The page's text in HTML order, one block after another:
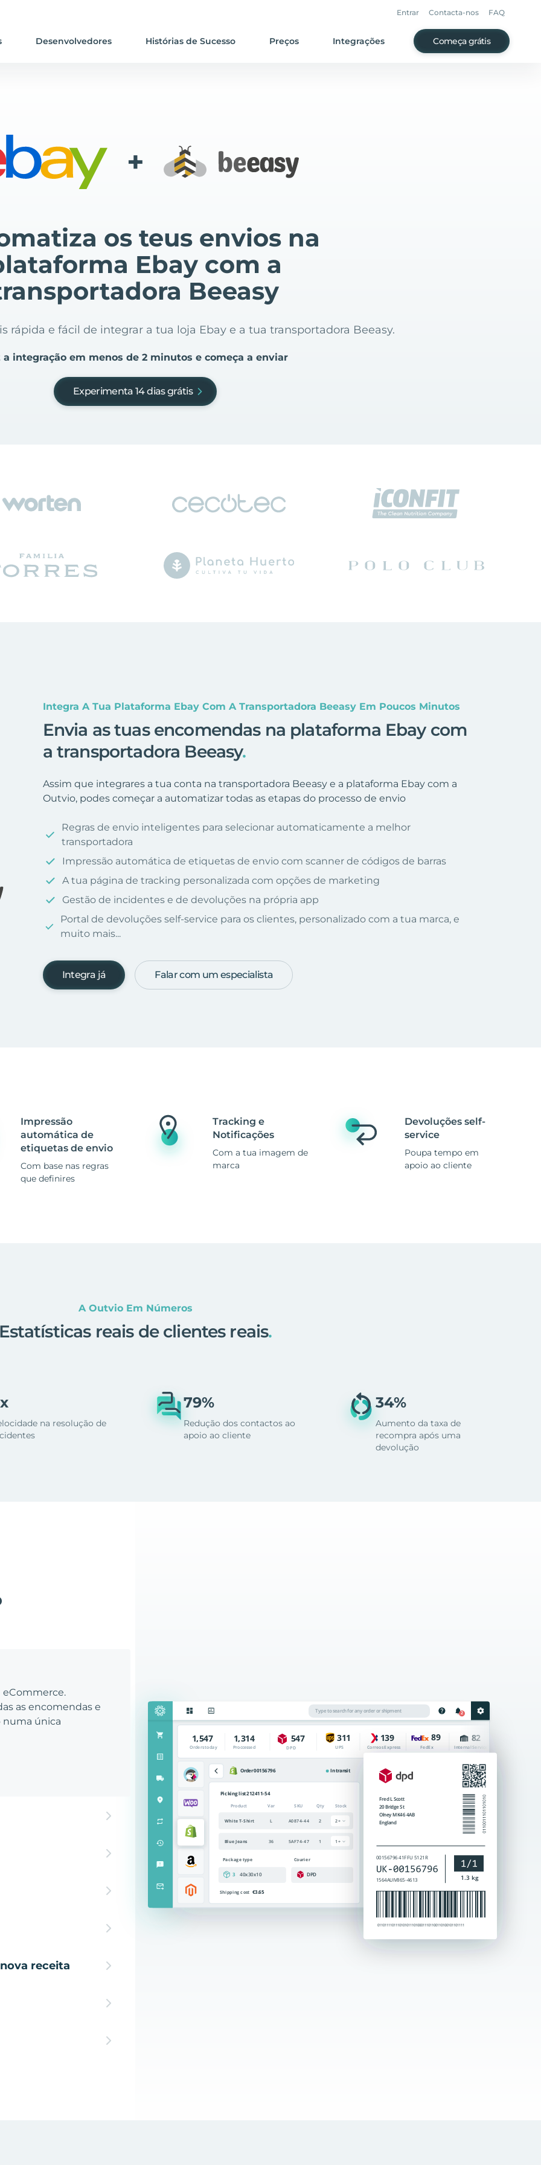
Entrar Contacta-nos FAQ
Desenvolvedores Histórias de Sucesso Preços Integrações Começa grátis
+
os teus envios na
Ebay com a
Beeasy
rápida e fácil de integrar a tua loja Ebay e a tua transportadora Beeasy.
a integração em menos de 2 minutos e começa a enviar
Experimenta 14 dias grátis
Integra A Tua Plataforma Ebay Com A Transportadora Beeasy Em Poucos Minutos
Envia as tuas encomendas na plataforma Ebay com
a transportadora Beeasy.
Assim que integrares a tua conta na transportadora Beeasy e a plataforma Ebay com a
Outvio, podes começar a automatizar todas as etapas do processo de envio
Regras de envio inteligentes para selecionar automaticamente a melhor
transportadora
Impressão automática de etiquetas de envio com scanner de códigos de barras
A tua página de tracking personalizada com opções de marketing
Gestão de incidentes e de devoluções na própria app
Portal de devoluções self-service para os clientes, personalizado com a tua marca, e
muito mais...
Integra já Falar com um especialista
Impressão
automática de
etiquetas de envio
Com base nas regras
que definires
Tracking e
Notificações
Com a tua imagem de
marca
Devoluções self-
service
Poupa tempo em
apoio ao cliente
A Outvio Em Números
reais de clientes reais.
na resolução de
79%
Redução dos contactos ao
apoio ao cliente
34%
Aumento da taxa de
recompra após uma
devolução
eCommerce.
as encomendas e
numa única
receita